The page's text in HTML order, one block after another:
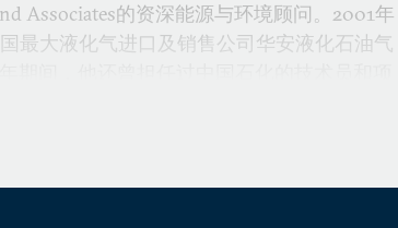
Associates的资深能源与环境顾问。2001年
最大液化气进口及销售公司华安液化石油气
。他和中国的能源工业、政府部门、学术